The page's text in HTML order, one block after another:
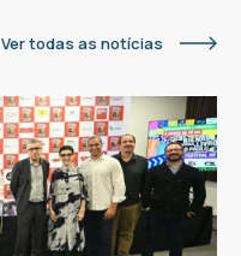
Ver todas as notícias